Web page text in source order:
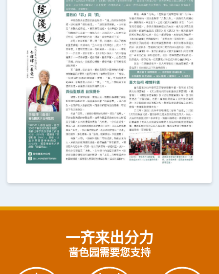
一齐来出分力
啬色园需要您支持